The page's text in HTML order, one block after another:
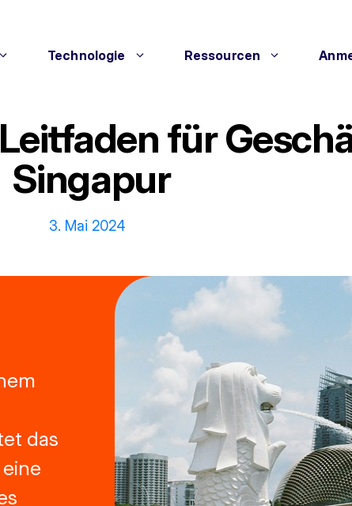
Technologie Ressourcen
für
Singapur
3. Mai 2024
das